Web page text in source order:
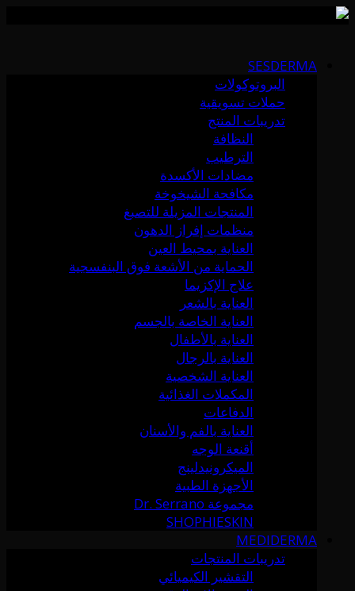
content
SESDERMA
البروتوكولات
حملات تسويقية
تدريبات المنتج
النظافة
الترطيب
مضادات الأكسدة
مكافحة الشيخوخة
المنتجات المزيلة للتصبغ
منظمات إفراز الدهون
العناية بمحيط العين
الحماية من الأشعة فوق البنفسجية
علاج الإكزيما
العناية بالشعر
العناية الخاصة بالجسم
العناية بالأطفال
العناية بالرجال
العناية الشخصية
المكملات الغذائية
الدفاعات
العناية بالفم والأسنان
أقنعة الوجه
الميكرونيدلينج
الأجهزة الطبية
مجموعة Dr. Serrano
SHOPHIESKIN
MEDIDERMA
تدريبات المنتجات
التقشير الكيميائي